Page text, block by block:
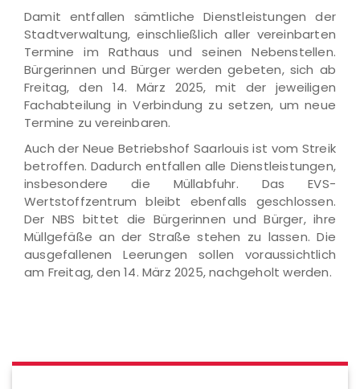
Damit entfallen sämtliche Dienstleistungen der
Stadtverwaltung, einschließlich aller vereinbarten
Termine im Rathaus und seinen Nebenstellen.
Bürgerinnen und Bürger werden gebeten, sich ab
Freitag, den 14. März 2025, mit der jeweiligen
Fachabteilung in Verbindung zu setzen, um neue
Termine zu vereinbaren.
Auch der Neue Betriebshof Saarlouis ist vom Streik
betroffen. Dadurch entfallen alle Dienstleistungen,
insbesondere die Müllabfuhr. Das EVS-
Wertstoffzentrum bleibt ebenfalls geschlossen.
Der NBS bittet die Bürgerinnen und Bürger, ihre
Müllgefäße an der Straße stehen zu lassen. Die
ausgefallenen Leerungen sollen voraussichtlich
am Freitag, den 14. März 2025, nachgeholt werden.